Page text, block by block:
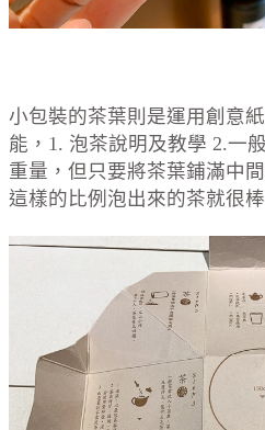
小包裝的茶葉則是運用創意
能，1. 泡茶說明及教學 2.一
重量，但只要將茶葉鋪滿中
這樣的比例泡出來的茶就很棒